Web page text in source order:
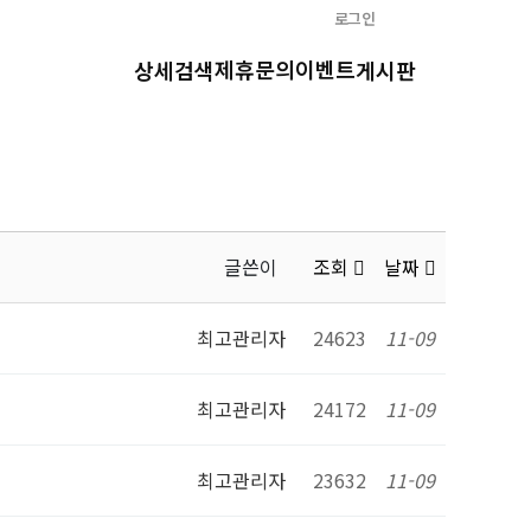
로그인
상세검색제휴문의이벤트게시판
글쓴이 조회 날짜
최고관리자 24623 11-09
최고관리자 24172 11-09
최고관리자 23632 11-09